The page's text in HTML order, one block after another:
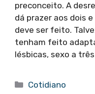
preconceito. A
dá prazer aos dois
deve ser feito.
tenham feito
lésbicas, sexo a
Categorias
Cotidiano